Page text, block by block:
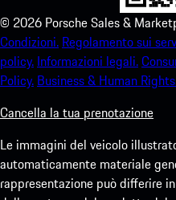
© 2026 Porsche Sales &
Condizioni. Regolamento sui
policy. Informazioni legali.
Policy. Business & Human
Cancella la tua prenotazione
Le immagini del veicolo
automaticamente materiale
rappresentazione può differire